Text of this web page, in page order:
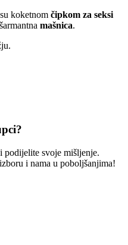
koketnom čipkom za seksi
mašnica.
podijelite svoje mišljenje.
i nama u poboljšanjima!